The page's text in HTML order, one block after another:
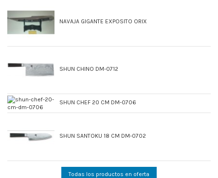
NAVAJA GIGANTE EXPOSITO ORIX
SHUN CHINO DM-0712
SHUN CHEF 20 CM DM-0706
SHUN SANTOKU 18 CM DM-0702
Todas los productos en oferta